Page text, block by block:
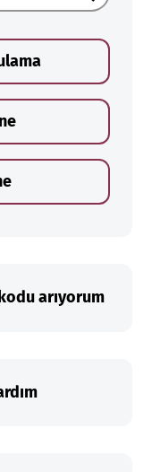
arıyorum